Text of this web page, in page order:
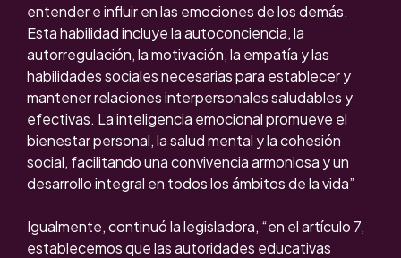
entender e influir en las emociones de los demás.
Esta habilidad incluye la autoconciencia, la
autorregulación, la motivación, la empatía y las
habilidades sociales necesarias para establecer y
mantener relaciones interpersonales saludables y
efectivas. La inteligencia emocional promueve el
bienestar personal, la salud mental y la cohesión
social, facilitando una convivencia armoniosa y un
desarrollo integral en todos los ámbitos de la vida”
Igualmente, continuó la legisladora, “en el artículo 7,
establecemos que las autoridades educativas